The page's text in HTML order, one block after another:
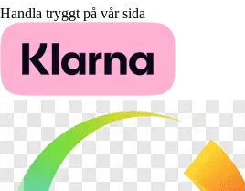
Handla tryggt på vår sida